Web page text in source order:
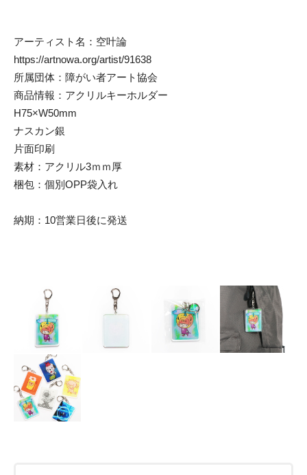
アーティスト名：空叶論
https://artnowa.org/artist/91638
所属団体：障がい者アート協会
商品情報：アクリルキーホルダー
H75×W50mm
ナスカン銀
片面印刷
素材：アクリル3ｍｍ厚
梱包：個別OPP袋入れ
納期：10営業日後に発送